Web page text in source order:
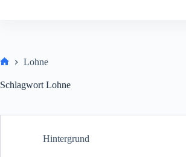
Lohne
Schlagwort Lohne
Hintergrund